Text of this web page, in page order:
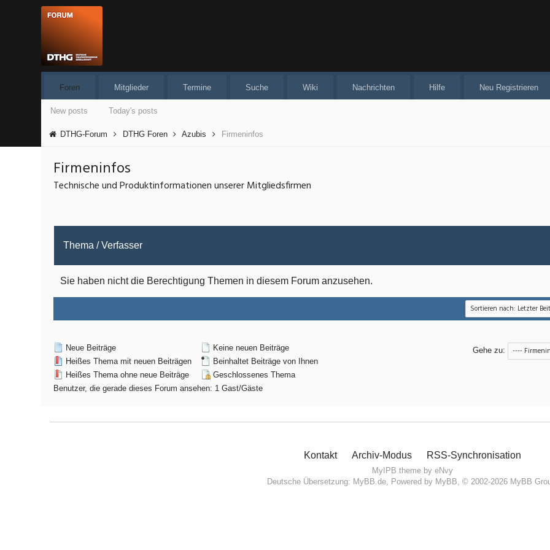
Foren Mitglieder Termine Suche Wiki Nachrichten Hilfe Neu Registrieren
New posts Today's posts
DTHG-Forum DTHG Foren Azubis Firmeninfos
Firmeninfos
Technische und Produktinformationen unserer Mitgliedsfirmen
Thema /Verfasser
Sie haben nicht die Berechtigung Themen in diesem Forum anzusehen.
Neue Beiträge
Heißes Thema mit neuen Beiträgen
Heißes Thema ohne neue Beiträge
Keine neuen Beiträge
Beinhaltet Beiträge von Ihnen
Geschlossenes Thema
Gehe zu:
Benutzer, die gerade dieses Forum ansehen: 1 Gast/Gäste
Kontakt Archiv-Modus RSS-Synchronisation
MyIPB theme by eNvy
Deutsche Übersetzung: MyBB.de, Powered by MyBB, © 2002-2026 MyBB